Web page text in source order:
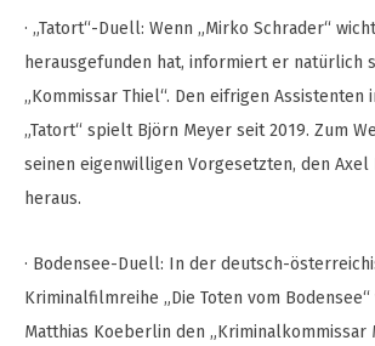
· „Tatort“-Duell: Wenn „Mirko Schrader“
herausgefunden hat, informiert er natürlich
„Kommissar Thiel“. Den eifrigen Assistenten
„Tatort“ spielt Björn Meyer seit 2019. Zum
seinen eigenwilligen Vorgesetzten, den
heraus.
· Bodensee-Duell: In der deutsch-
Kriminalfilmreihe „Die Toten vom
Matthias Koeberlin den „Kriminalkommissar